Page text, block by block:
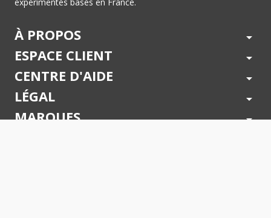
À PROPOS arrow_drop_down
ESPACE CLIENT arrow_drop_down
CENTRE D'AIDE arrow_drop_down
LÉGAL arrow_drop_down
MARQUES arrow_drop_down